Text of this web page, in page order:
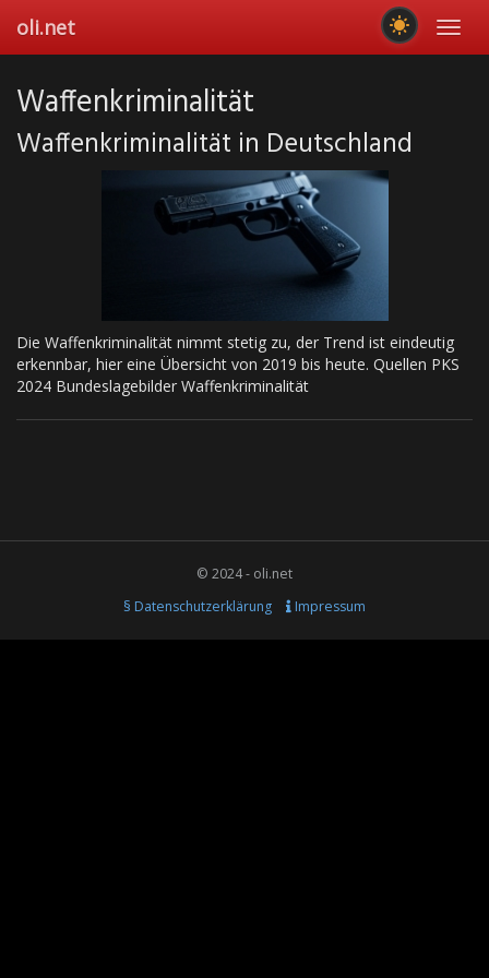
main
oli.net
Waffenkriminalität
Waffenkriminalität in Deutschland
Die Waffenkriminalität nimmt stetig zu, der Trend ist eindeutig
erkennbar, hier eine Übersicht von 2019 bis heute. Quellen PKS
2024 Bundeslagebilder Waffenkriminalität
© 2024 - oli.net
§ Datenschutzerklärung
Impressum